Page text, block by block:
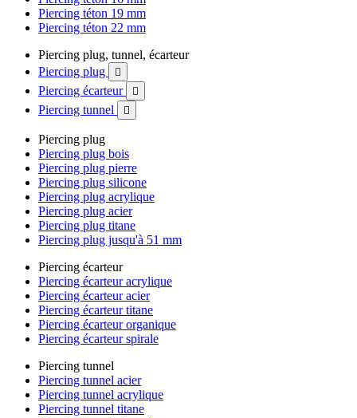
Piercing téton 19 mm
Piercing téton 22 mm
Piercing plug, tunnel, écarteur
Piercing plug

Piercing écarteur 
Piercing tunnel 
Piercing plug
Piercing plug bois
Piercing plug pierre
Piercing plug silicone
Piercing plug acrylique
Piercing plug acier
Piercing plug titane
Piercing plug jusqu'à 51 mm
Piercing écarteur
Piercing écarteur acrylique
Piercing écarteur acier
Piercing écarteur titane
Piercing écarteur organique
Piercing écarteur spirale
Piercing tunnel
Piercing tunnel acier
Piercing tunnel acrylique
Piercing tunnel titane